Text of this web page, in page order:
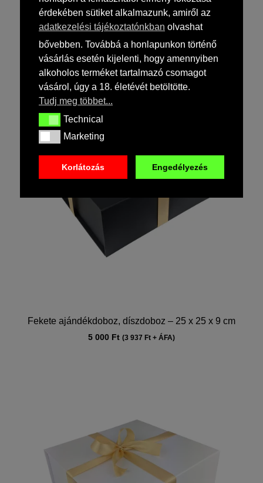
érdekében sütiket alkalmazunk, amiről az
adatkezelési tájékoztatónkban olvashat
bővebben. Továbbá a honlapunkon történő
vásárlás esetén kijelenti, hogy amennyiben
alkoholos terméket tartalmazó csomagot
vásárol, úgy a 18. életévét betöltötte.
Tudj meg többet...
TechnicalTechnical
MarketingMarketing
Engedélyezés
Korlátozás
Fehér ajándékdoboz, díszdoboz – 22 x 11 x 10 cm
4 590Ft
Fekete ajándékdoboz, díszdoboz – 25 x 25 x 9 cm
5 000 Ft (3 937 Ft + ÁFA)